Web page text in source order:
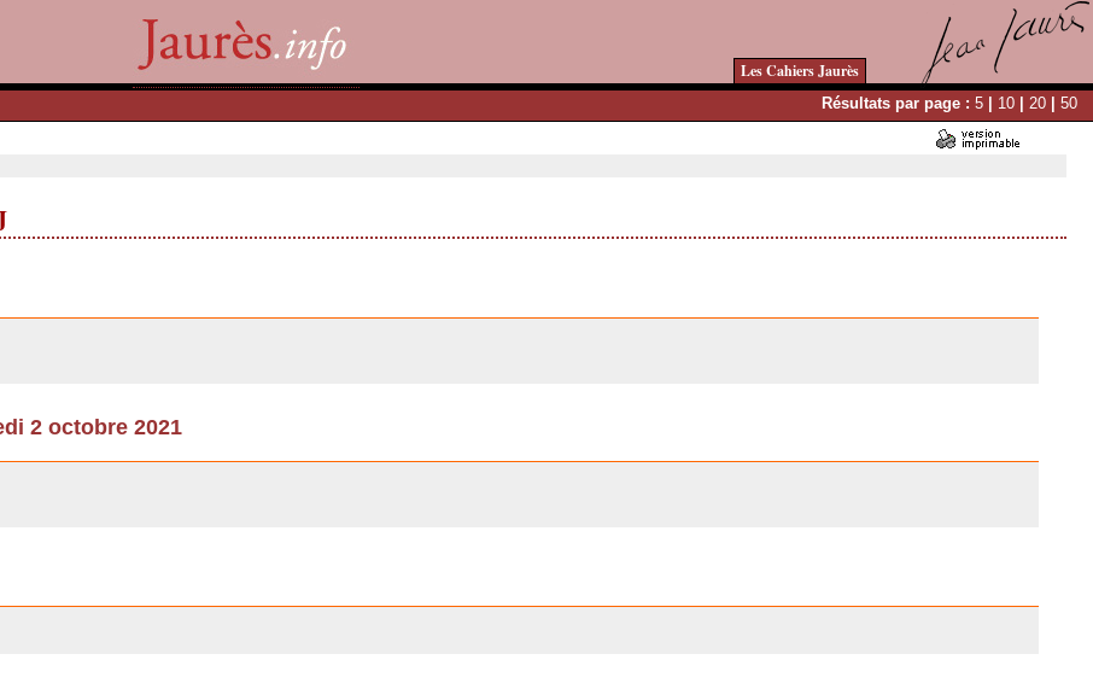
Les Cahiers Jaurès
Résultats par page : 5 | 10 | 20 | 50
2 octobre 2021